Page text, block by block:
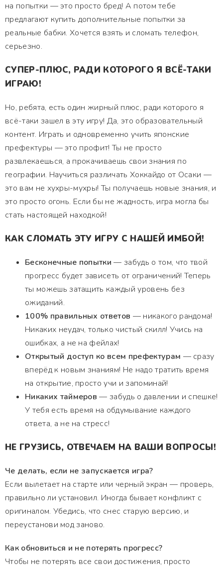
на попытки — это просто бред! А потом тебе
предлагают купить дополнительные попытки за
реальные бабки. Хочется взять и сломать телефон,
серьезно.
СУПЕР-ПЛЮС, РАДИ КОТОРОГО Я ВСЁ-ТАКИ
ИГРАЮ!
Но, ребята, есть один жирный плюс, ради которого я
всё-таки зашел в эту игру! Да, это образовательный
контент. Играть и одновременно учить японские
префектуры — это профит! Ты не просто
развлекаешься, а прокачиваешь свои знания по
географии. Научиться различать Хоккайдо от Осаки —
это вам не хухры-мухры! Ты получаешь новые знания, и
это просто огонь. Если бы не жадность, игра могла бы
стать настоящей находкой!
КАК СЛОМАТЬ ЭТУ ИГРУ С НАШЕЙ ИМБОЙ!
Бесконечные попытки — забудь о том, что твой
прогресс будет зависеть от ограничений! Теперь
ты можешь затащить каждый уровень без
ожиданий.
100% правильных ответов — никакого рандома!
Никаких неудач, только чистый скилл! Учись на
ошибках, а не на фейлах!
Открытый доступ ко всем префектурам — сразу
вперёд к новым знаниям! Не надо тратить время
на открытие, просто учи и запоминай!
Никаких таймеров — забудь о давлении и спешке!
У тебя есть время на обдумывание каждого
ответа, а не на стресс!
НЕ ГРУЗИСЬ, ОТВЕЧАЕМ НА ВАШИ ВОПРОСЫ!
Че делать, если не запускается игра?
Если вылетает на старте или черный экран — проверь,
правильно ли установил. Иногда бывает конфликт с
оригиналом. Убедись, что снес старую версию, и
переустанови мод заново.
Как обновиться и не потерять прогресс?
Чтобы не потерять все свои достижения, просто